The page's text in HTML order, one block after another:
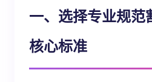
一、选择专业规范
核心标准